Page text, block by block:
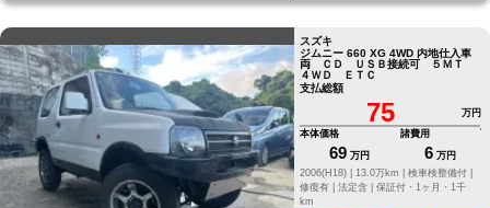
スズキ
ジムニー 660 XG 4WD 内地仕入車
両 ＣＤ ＵＳＢ接続可 ５ＭＴ
４ＷＤ ＥＴＣ
支払総額
75
万円
本体価格
69 万円
諸費用
6 万円
2006(H18) |
13.0万km |
検車検整備付 |
修復有 | 法定含 | 保証付・1ヶ月・1千
km